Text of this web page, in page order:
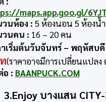
maps.app.goo.gl/
นห้อง : 5 ห้องนอน 5 ห้องน้ำ
วนคน : 16 – 20 คน
าเริ่มต้นวันจันทร์ – พฤหัสบดี
(ราคาอาจมีการเปลี่ยนแปลง
อ : BAANPUCK.COM
3.Enjoy บางแสน